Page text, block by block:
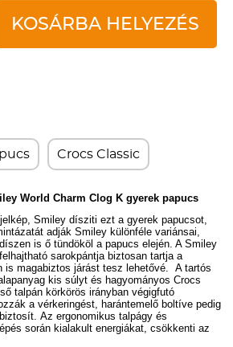
KOSÁRBA HELYEZÉS
Crocs Classic
World Charm Clog K gyerek papucs
Smiley dísziti ezt a gyerek papucsot,
adják Smiley különféle variánsai,
is ő tündököl a papucs elején. A Smiley
elhajtható sarokpántja biztosan tartja a
is magabiztos járást tesz lehetővé. A tartós
kis súlyt és hagyományos Crocs
talpán körkörös irányban végigfutó
a vérkeringést, harántemelő boltíve pedig
Az ergonomikus talpágy és
során kialakult energiákat, csökkenti az